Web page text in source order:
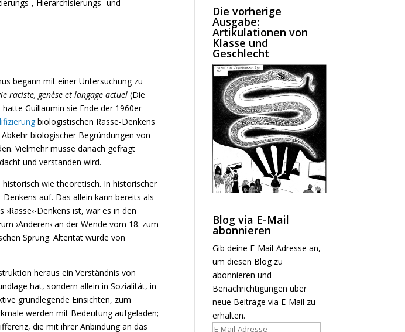
, Hierarchisierungs- und
begann mit einer Untersuchung zu
raciste, genèse et langage actuel(Die
Guillaumin sie Ende der 1960er
biologistischen Rasse-Denkens
biologischer Begründungen von
Vielmehr müsse danach gefragt
und verstanden wird.
wie theoretisch. In historischer
auf. Das allein kann bereits als
Denkens ist, war es in den
›Anderen‹ an der Wende vom 18. zum
Sprung. Alterität wurde von
heraus ein Verständnis von
hat, sondern allein in Sozialität, in
grundlegende Einsichten, zum
werden mit Bedeutung aufgeladen;
die mit ihrer Anbindung an das
Die vorherige
Ausgabe:
Artikulationen von
Klasse und
Geschlecht
Blog via E-Mail
abonnieren
Gib deine E-Mail-Adresse an,
um diesen Blog zu
abonnieren und
Benachrichtigungen über
neue Beiträge via E-Mail zu
erhalten.
E-